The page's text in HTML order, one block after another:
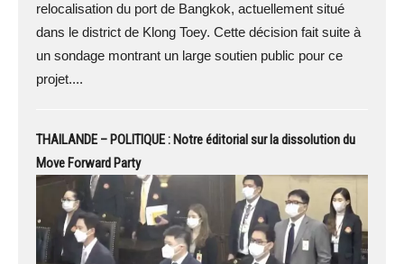
relocalisation du port de Bangkok, actuellement situé
dans le district de Klong Toey. Cette décision fait suite à
un sondage montrant un large soutien public pour ce
projet....
THAILANDE – POLITIQUE : Notre éditorial sur la dissolution du
Move Forward Party